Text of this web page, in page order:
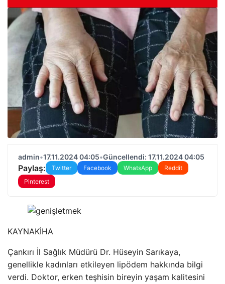
admin•17.11.2024 04:05•Güncellendi: 17.11.2024 04:05
Paylaş: Twitter Facebook WhatsApp
Reddit
Pinterest
KAYNAKİHA
Çankırı İl Sağlık Müdürü Dr. Hüseyin Sarıkaya,
genellikle kadınları etkileyen lipödem hakkında bilgi
verdi. Doktor, erken teşhisin bireyin yaşam kalitesini